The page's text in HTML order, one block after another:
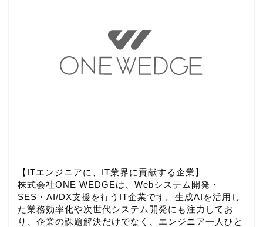
【ITエンジニアに、IT業界に貢献する企業】
株式会社ONE WEDGEは、Webシステム開発・
SES・AI/DX支援を行うIT企業です。生成AIを活用し
た業務効率化や次世代システム開発にも注力してお
り、企業の課題解決だけでなく、エンジニア一人ひと